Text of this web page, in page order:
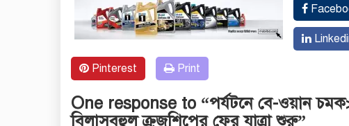
Pinterest Print
One response to “পর্যটনে বে-ওয়ান চমক>
বিলাসবহুল ক্রুজশিপের ফের যাত্রা শুরু”